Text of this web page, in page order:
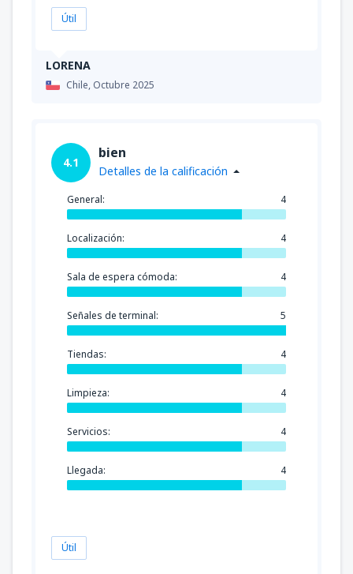
LORENA
Chile, Octubre 2025
Útil
4.1
bien
Detalles de la calificación
General: 4
Localización: 4
Sala de espera cómoda: 4
Señales de terminal: 5
Tiendas: 4
Limpieza: 4
Servicios: 4
Llegada: 4
Útil